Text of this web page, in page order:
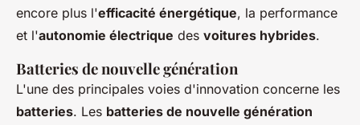
encore plus l'efficacité énergétique, la performance
et l'autonomie électrique des voitures hybrides.
Batteries de nouvelle génération
L'une des principales voies d'innovation concerne les
batteries. Les batteries de nouvelle génération